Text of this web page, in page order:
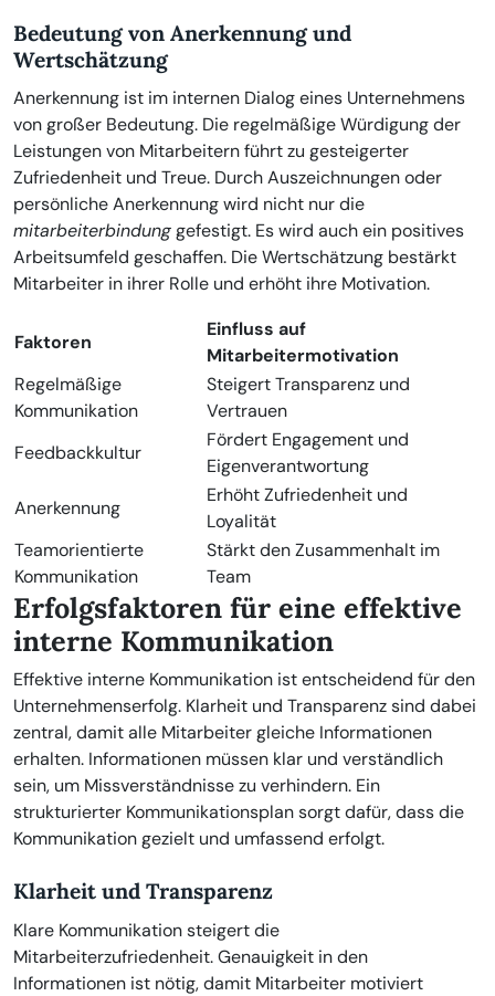
Bedeutung von Anerkennung und
Wertschätzung
Anerkennung ist im internen Dialog eines Unternehmens
von großer Bedeutung. Die regelmäßige Würdigung der
Leistungen von Mitarbeitern führt zu gesteigerter
Zufriedenheit und Treue. Durch Auszeichnungen oder
persönliche Anerkennung wird nicht nur die
mitarbeiterbindunggefestigt. Es wird auch ein positives
Arbeitsumfeld geschaffen. Die Wertschätzung bestärkt
Mitarbeiter in ihrer Rolle und erhöht ihre Motivation.
Faktoren
Einfluss auf
Mitarbeitermotivation
Regelmäßige
Kommunikation
Steigert Transparenz und
Vertrauen
Feedbackkultur
Fördert Engagement und
Eigenverantwortung
Anerkennung
Erhöht Zufriedenheit und
Loyalität
Teamorientierte
Kommunikation
Stärkt den Zusammenhalt im
Team
Erfolgsfaktoren für eine effektive
interne Kommunikation
Effektive interne Kommunikation ist entscheidend für den
Unternehmenserfolg. Klarheit und Transparenz sind dabei
zentral, damit alle Mitarbeiter gleiche Informationen
erhalten. Informationen müssen klar und verständlich
sein, um Missverständnisse zu verhindern. Ein
strukturierter Kommunikationsplan sorgt dafür, dass die
Kommunikation gezielt und umfassend erfolgt.
Klarheit und Transparenz
Klare Kommunikation steigert die
Mitarbeiterzufriedenheit. Genauigkeit in den
Informationen ist nötig, damit Mitarbeiter motiviert